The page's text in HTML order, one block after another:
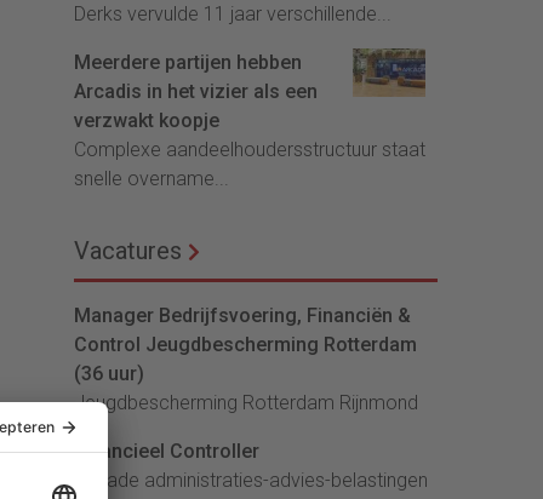
Derks vervulde 11 jaar verschillende...
Meerdere partijen hebben
Arcadis in het vizier als een
verzwakt koopje
Complexe aandeelhoudersstructuur staat
snelle overname...
Vacatures
Manager Bedrijfsvoering, Financiën &
Control Jeugdbescherming Rotterdam
(36 uur)
Jeugdbescherming Rotterdam Rijnmond
Financieel Controller
lArcade administraties-advies-belastingen